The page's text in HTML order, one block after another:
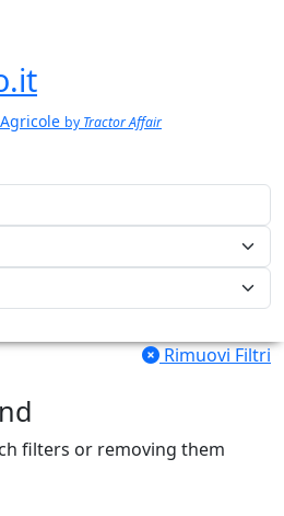
by Tractor Affair
Rimuovi Filtri
filters or removing them